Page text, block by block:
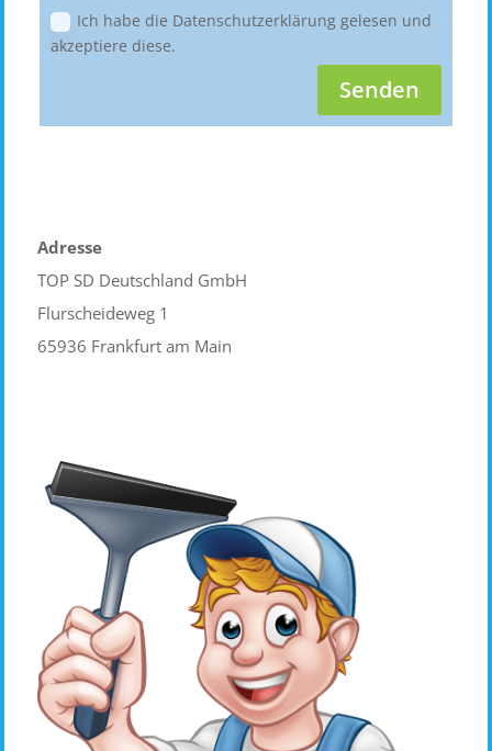
Ich habe die Datenschutzerklärung gelesen und
akzeptiere diese.
Senden
Adresse
TOP SD Deutschland GmbH
Flurscheideweg 1
65936 Frankfurt am Main